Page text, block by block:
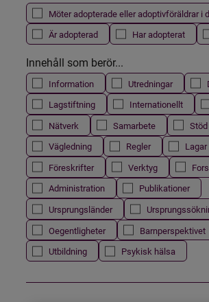
Möter adopterade eller adoptivföräldrar i
Är adopterad
Har adopterat
Innehåll som berör...
Information Utredningar
Lagstiftning
Internationellt
Nätverk
Samarbete
Stöd
Vägledning
Regler
Lagar
Föreskrifter
Verktyg
Administration
Publikationer
Ursprungsländer
Oegentligheter
Barnperspektivet
Utbildning
Psykisk hälsa